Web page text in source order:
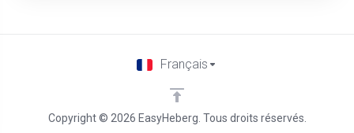
Copyright © 2026 EasyHeberg. Tous droits réservés.
Français